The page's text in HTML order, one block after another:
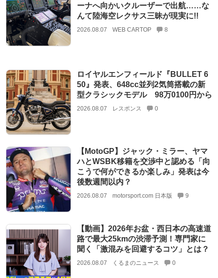
ーナへ向かいクルーザーで出航……な
んて陸海空レクサス三昧が現実に!!
2026.08.07 WEB CARTOP 8
ロイヤルエンフィールド『BULLET 6
50』発表、648cc並列2気筒搭載の新
型クラシックモデル 98万0100円から
2026.08.07 レスポンス 0
【MotoGP】ジャック・ミラー、ヤマ
ハとWSBK移籍を交渉中と認める「向
こうで何ができるか楽しみ」発表は今
後数週間以内？
2026.08.07 motorsport.com 日本版 9
【動画】2026年お盆・西日本の高速道
路で最大25kmの渋滞予測！専門家に
聞く「激混みを回避するコツ」とは？
2026.08.07 くるまのニュース 0